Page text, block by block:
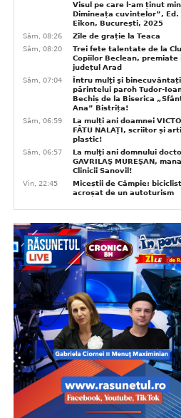
Visul pe care l-am ținut
Dimineața cuvintelor”, Ed.
Eikon, București, 2025
Sâm, 08:26
Zile de grație la Teaca
Sâm, 08:20
Trei fete talentate de la
Copiilor Beclean, premiate
județul Arad
Sâm, 07:04
Întru mulţi şi
părintelui paroh Tudor-
Bechiș de la Biserica
Ana” Bistrița!
Sâm, 06:59
La mulți ani doamnei
FĂTU NALAŢI, scriitor și
plastic!
Sâm, 06:57
La mulţi ani domnului
GAVRILAŞ MUREŞAN,
Clinicii Sanovil!
Vin, 22:45
Miceștii de Câmpie: biciclist
acroșat de un autoturism